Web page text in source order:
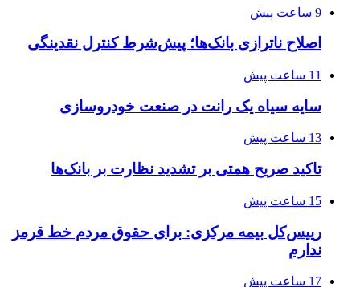
9 ساعت پیش
اصلاح ناترازی بانک‌ها؛ پیش‌شرط کنترل نقدینگی
11 ساعت پیش
سایه سیاه یک رانت در صنعت خودروسازی
13 ساعت پیش
تاکید صریح همتی بر تشدید نظارت بر بانک‌ها
15 ساعت پیش
رییس‌کل بیمه مرکزی: برای حقوق مردم خط قرمز
ندارم
17 ساعت پیش